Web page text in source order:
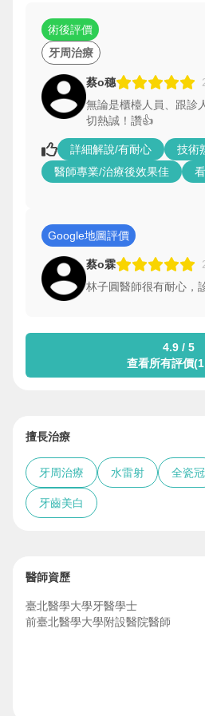
牙周治療
術後評價
蔡o穗
無論是櫃檯人員、跟診
切熱誠！讚👍
詳細解說/有耐心
技術
醫師專業/治療後效果佳
Google地圖評價
蔡o霖
林子圓醫師很有耐心，
4.9 / 5
查看所有評價
擅長治療
牙周治療 水雷射 全瓷冠
牙齒美白
醫師資歷
臺北醫學大學牙醫學士
前臺北醫學大學附設醫院醫師